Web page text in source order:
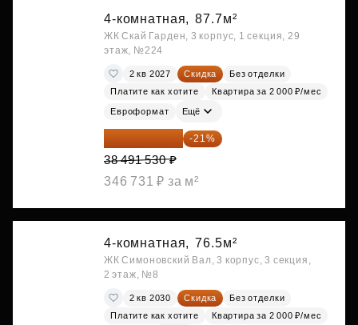
4-комнатная, 87.7м²
ЖК Скай Гарден, 3 корпус, 1 секция, 29
этаж, №224
2 кв 2027 Скидка
Без отделки
Платите как хотите
Квартира за 2 000 ₽/мес
Евроформат Ещё
30 408 309 ₽ -21%
38 491 530 ₽
346 731 ₽ за м²
4-комнатная, 76.5м²
ЖК Симоновский Вал, 3 корпус, 3 секция,
2 этаж, №8
2 кв 2030 Скидка
Без отделки
Платите как хотите
Квартира за 2 000 ₽/мес